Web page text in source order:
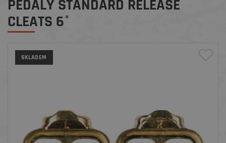
PEDÁLY STANDARD RELEASE
CLEATS 6°
SKLADEM